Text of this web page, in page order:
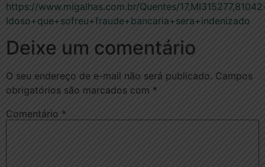
https://www.migalhas.com.br/Quentes/
Idoso+que+sofreu+fraude+bancaria+sera+indenizado
Deixe um comentário
O seu endereço de e-mail não será publicado. Campos
obrigatórios são marcados com *
Comentário *